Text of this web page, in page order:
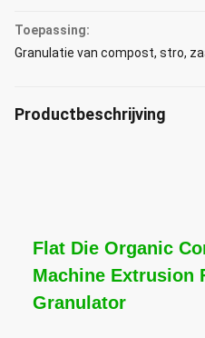
Toepassing:
Granulatie van compost, stro,
Productbeschrijving
Flat Die Organic
Machine Extrusion
Granulator